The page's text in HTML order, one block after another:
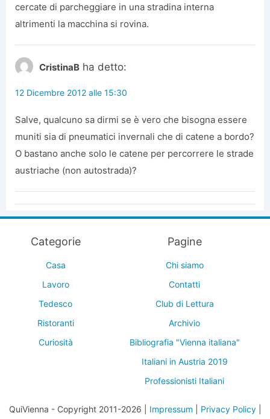
cercate di parcheggiare in una stradina interna
altrimenti la macchina si rovina.
CristinaB ha detto:
12 Dicembre 2012 alle 15:30
Salve, qualcuno sa dirmi se è vero che bisogna essere
muniti sia di pneumatici invernali che di catene a bordo?
O bastano anche solo le catene per percorrere le strade
austriache (non autostrada)?
Categorie
Casa
Lavoro
Tedesco
Ristoranti
Curiosità
Pagine
Chi siamo
Contatti
Club di Lettura
Archivio
Bibliografia "Vienna italiana"
Italiani in Austria 2019
Professionisti Italiani
QuiVienna - Copyright 2011-2026 | Impressum Privacy Policy|